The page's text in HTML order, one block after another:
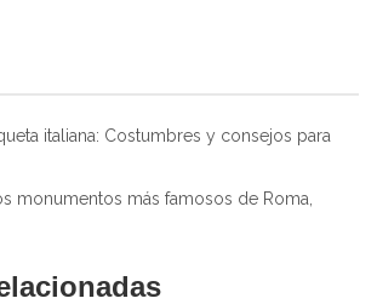
italiana: Costumbres y consejos para
monumentos más famosos de Roma,